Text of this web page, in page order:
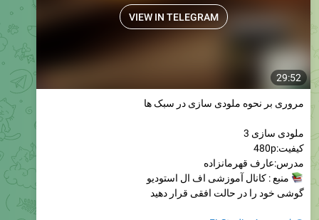
29:52
VIEW IN TELEGRAM
مروری بر نحوه ملودی سازی در سبک ها
ملودی سازی 3
کیفیت:480p
مدرس:عارف قهرمانزاده
منبع : کانال آموزشی اف ال استودیو
گوشی خود را در حالت افقی قرار دهید